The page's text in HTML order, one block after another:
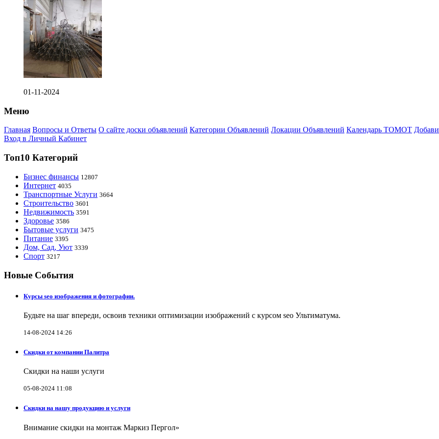
01-11-2024
Меню
Главная Вопросы и Ответы О сайте доски объявлений Категории Объявлений Локации Объявлений Календарь ТОМОТ
Вход в Личный Кабинет
Топ10 Категорий
Бизнес финансы 12807
Интернет 4035
Транспортные Услуги 3664
Строительство 3601
Недвижимость 3591
Здоровье 3586
Бытовые услуги 3475
Питание 3395
Дом, Сад, Уют 3339
Спорт 3217
Новые События
Курсы seo изображения и фотографии.
Будьте на шаг впереди, освоив техники оптимизации изображений с курсом seo Ультиматума.
14-08-2024 14:26
Скидки от компании Палитра
Скидки на наши услуги
05-08-2024 11:08
Скидки на нашу продукцию и услуги
Внимание скидки на монтаж Маркиз Пергол»